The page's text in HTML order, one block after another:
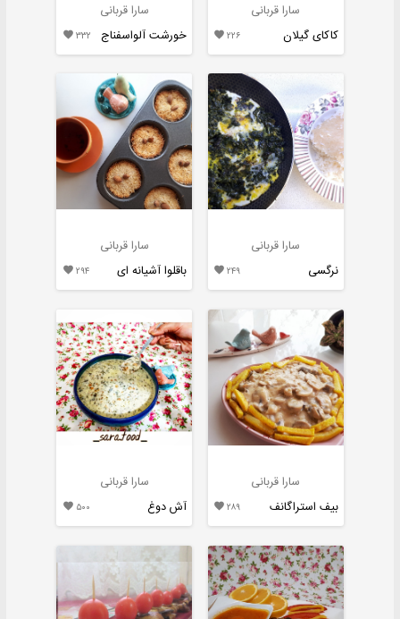
سارا قربانی
کاکای گیلان
۲۲۶ 
سارا قربانی
خورشت آلواسفناج
۳۳۲ 
سارا قربانی
نرگسی
۲۴۹ 
سارا قربانی
باقلوا آشیانه ای
۲۹۴ 
سارا قربانی
بیف استراگانف
۲۸۹ 
سارا قربانی
آش دوغ
۵۰۰ 